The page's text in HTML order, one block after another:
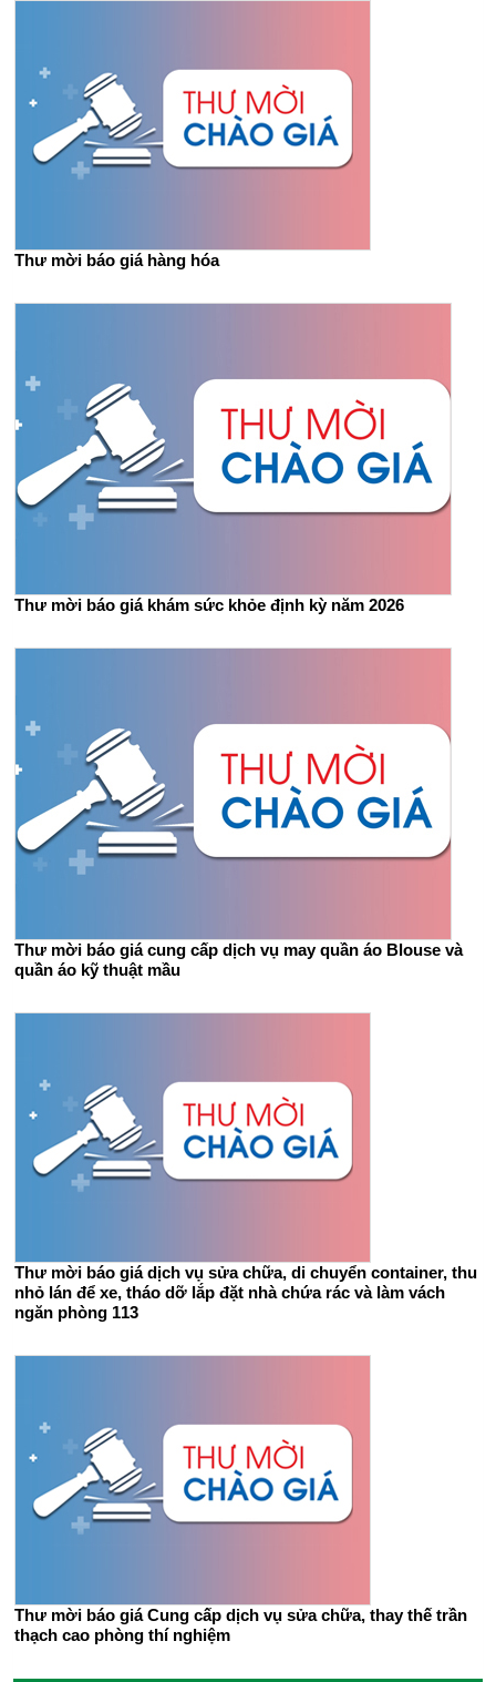
Thư mời báo giá hàng hóa
Thư mời báo giá khám sức khỏe định kỳ năm 2026
Thư mời báo giá cung cấp dịch vụ may quần áo Blouse và
quần áo kỹ thuật mầu
Thư mời báo giá dịch vụ sửa chữa, di chuyển container, thu
nhỏ lán để xe, tháo dỡ lắp đặt nhà chứa rác và làm vách
ngăn phòng 113
Thư mời báo giá Cung cấp dịch vụ sửa chữa, thay thế trần
thạch cao phòng thí nghiệm